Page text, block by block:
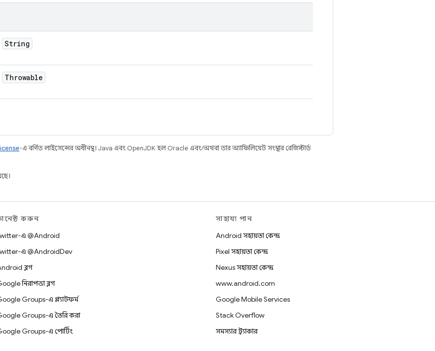
String
Throwable
-এ বর্ণিত লাইসেন্সের অধীনস্থ। Java এবং OpenJDK হল Oracle এবং/অথবা তার অ্যাফিলিয়েট সংস্থার রেজিস্টার্ড
করুন
এ @Android
এ @AndroidDev
ব্লগ
নিরাপত্তা ব্লগ
Groups-এ প্ল্যাটফর্ম
Groups-এ তৈরি করা
Groups-এ পোর্টিং
সাহায্য পান
Android সহায়তা কেন্দ্র
Pixel সহায়তা কেন্দ্র
Nexus সহায়তা কেন্দ্র
www.android.com
Google Mobile Services
Stack Overflow
সমস্যার ট্র্যাকার